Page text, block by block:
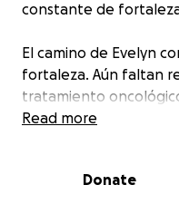
constante de
El camino de Evelyn
fortaleza. Aún faltan
tratamiento
aún necesita de su
Read more
Donate